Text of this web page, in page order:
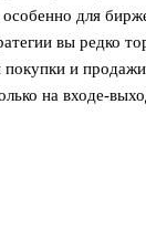
особенно для
вы редко
покупки и
на входе-